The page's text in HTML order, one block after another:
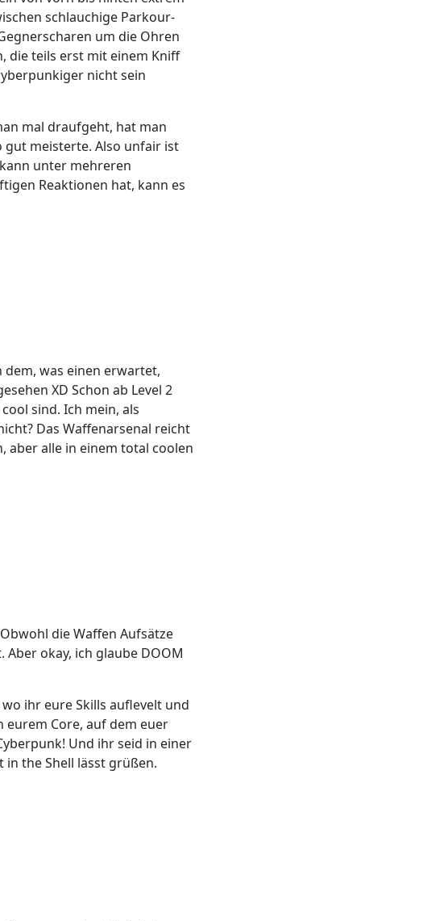
schlauchige Parkour-
um die Ohren
die teils erst mit einem Kniff
nicht sein
mal draufgeht, hat man
gut meisterte. Also unfair ist
unter mehreren
Reaktionen hat, kann es
dem, was einen erwartet,
XD Schon ab Level 2
sind. Ich mein, als
Das Waffenarsenal reicht
aber alle in einem total coolen
die Waffen Aufsätze
okay, ich glaube DOOM
ihr eure Skills auflevelt und
eurem Core, auf dem euer
Und ihr seid in einer
in the Shell lässt grüßen.